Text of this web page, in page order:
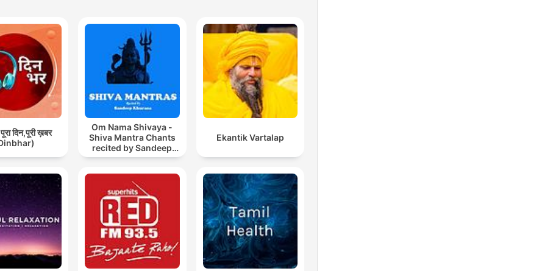
दिन,पूरी ख़बर
Om Nama Shivaya -
Shiva Mantra Chants
recited by Sandeep
Khurana
Ekantik Vartalap